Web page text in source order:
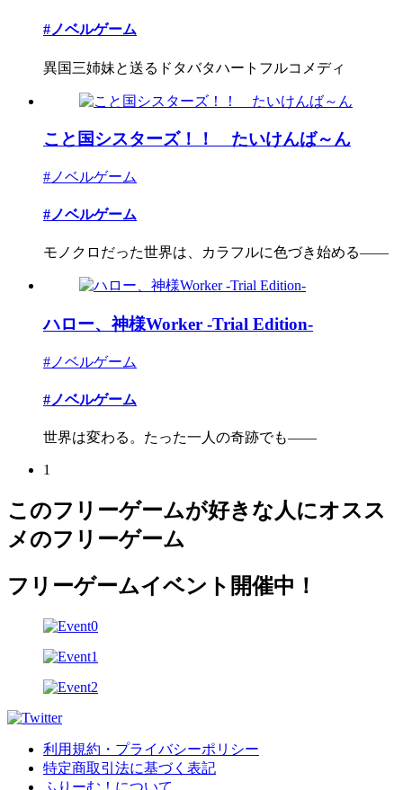
#ノベルゲーム
異国三姉妹と送るドタバタハートフルコメディ
こと国シスターズ！！ たいけんば～ん
#ノベルゲーム
#ノベルゲーム
モノクロだった世界は、カラフルに色づき始める――
ハロー、神様Worker -Trial Edition-
#ノベルゲーム
#ノベルゲーム
世界は変わる。たった一人の奇跡でも――
1
このフリーゲームが好きな人にオスス
メのフリーゲーム
フリーゲームイベント開催中！
利用規約・プライバシーポリシー
特定商取引法に基づく表記